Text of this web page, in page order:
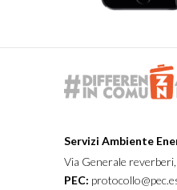
Servizi Ambiente
Via Generale
PEC: